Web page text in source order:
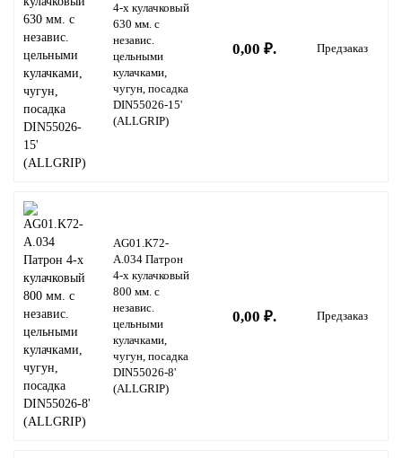
4-х кулачковый
630 мм. с
независ.
цельными
кулачками,
чугун, посадка
DIN55026-15'
(ALLGRIP)
0,00 ₽. Предзаказ
AG01.K72-
A.034 Патрон
4-х кулачковый
800 мм. с
независ.
цельными
кулачками,
чугун, посадка
DIN55026-8'
(ALLGRIP)
0,00 ₽. Предзаказ